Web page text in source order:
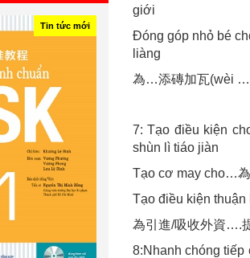
Tin tức mới
giới
Đóng góp nhỏ bé
liàng
為…添磚加瓦(wèi
7: Tạo điều kiện
shùn lì tiáo jiàn
Tạo cơ may cho…
Tạo điều kiện
為引進/吸收外資….
8:Nhanh chóng